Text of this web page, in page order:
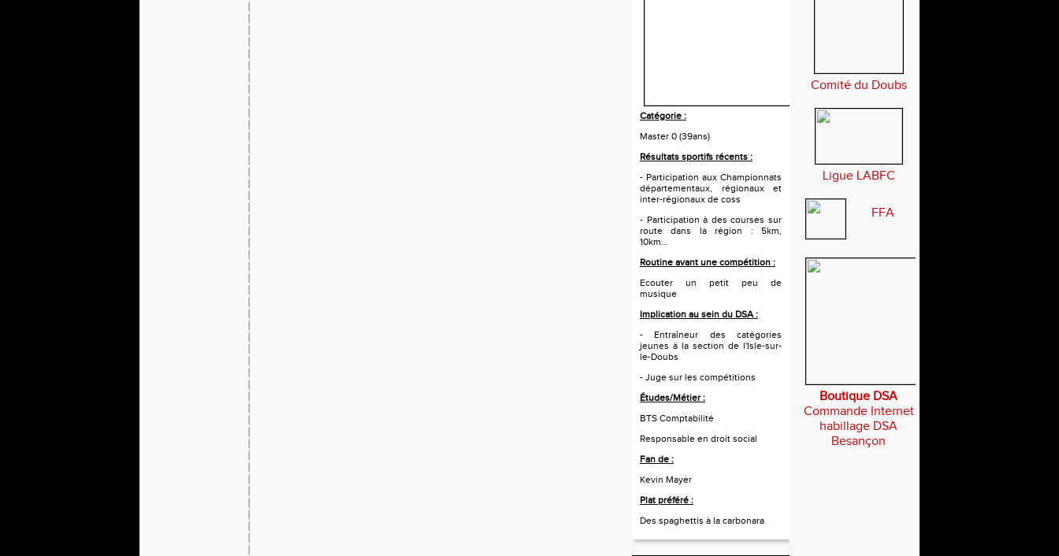
Catégorie :
Master 0 (39ans)
Résultats sportifs récents :
- Participation aux Championnats
départementaux, régionaux et
inter-régionaux de coss
- Participation à des courses sur
route dans la région : 5km,
10km...
Routine avant une compétition :
Ecouter un petit peu de
musique
Implication au sein du DSA :
- Entraîneur des catégories
jeunes à la section de l'Isle-sur-
le-Doubs
- Juge sur les compétitions
Études/Métier :
BTS Comptabilité
Responsable en droit social
Fan de :
Kevin Mayer
Plat préféré :
Des spaghettis à la carbonara
Comité du Doubs
Ligue LABFC
FFA
Boutique DSA
Commande Internet
habillage DSA
Besançon